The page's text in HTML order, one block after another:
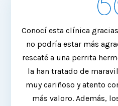
Conocí esta clínica
no podría estar más
rescaté a una perrita
la han tratado de
muy cariñoso y atento
más valoro. Además,